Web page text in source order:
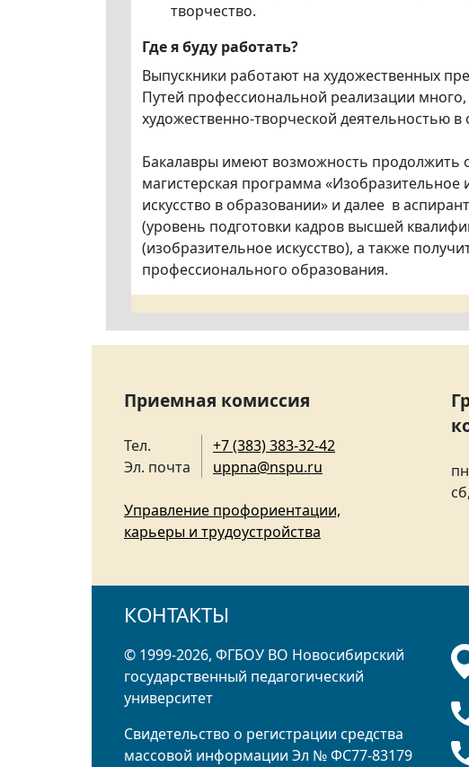
творчество.
Где я буду работать?
Выпускники работают на художественных
Путей профессиональной реализации
художественно-творческой деятельностью в
Бакалавры имеют возможность продолжить
магистерская программа «Изобразительное
искусство в образовании» и далее в
(уровень подготовки кадров высшей
(изобразительное искусство), а также
профессионального образования.
Приемная комиссия
Тел.
Эл. почта
+7 (383) 383-32-42
uppna@nspu.ru
Управление профориентации,
карьеры и трудоустройства
КОНТАКТЫ
© 1999-2026, ФГБОУ ВО Новосибирский
государственный педагогический
университет
Свидетельство о регистрации средства
массовой информации Эл № ФС77-83179